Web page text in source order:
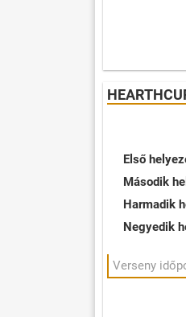
Első
Második
Harmadik
Negyedik
Verseny